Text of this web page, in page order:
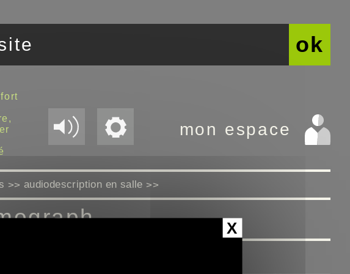
ok
mon espace
>> audiodescription en salle >>
X